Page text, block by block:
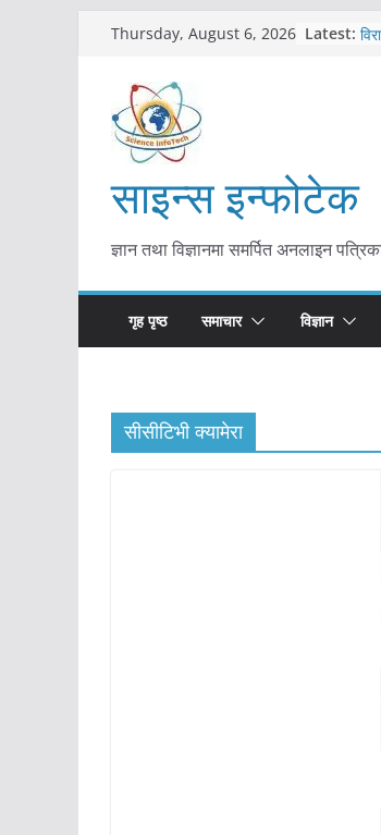
content
Thursday, August 6, 2026 Latest:
साइन्स इन्फोटेक
ज्ञान तथा विज्ञानमा समर्पित अनलाइन
गृह पृष्ठ समाचार विज्ञान
सीसीटिभी क्यामेरा